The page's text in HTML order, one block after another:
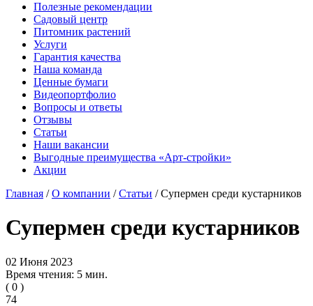
Полезные рекомендации
Садовый центр
Питомник растений
Услуги
Гарантия качества
Наша команда
Ценные бумаги
Видеопортфолио
Вопросы и ответы
Отзывы
Статьи
Наши вакансии
Выгодные преимущества «Арт-стройки»
Акции
Главная /О компании /Статьи / Супермен среди кустарников
Супермен среди кустарников
02 Июня 2023
Время чтения: 5 мин.
( 0 )
74